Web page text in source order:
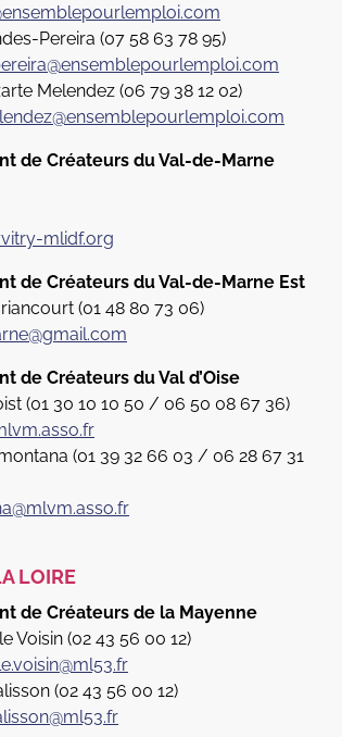
Pereira (07 58 63 78 95)
Melendez (06 79 38 12 02)
de Créateurs du Val-de-Marne
mlidf.org
de Créateurs du Val-de-Marne Est
(01 48 80 73 06)
de Créateurs du Val d’Oise
(01 30 10 10 50 / 06 50 08 67 36)
(01 39 32 66 03 / 06 28 67 31
LOIRE
de Créateurs de la Mayenne
Voisin (02 43 56 00 12)
(02 43 56 00 12)